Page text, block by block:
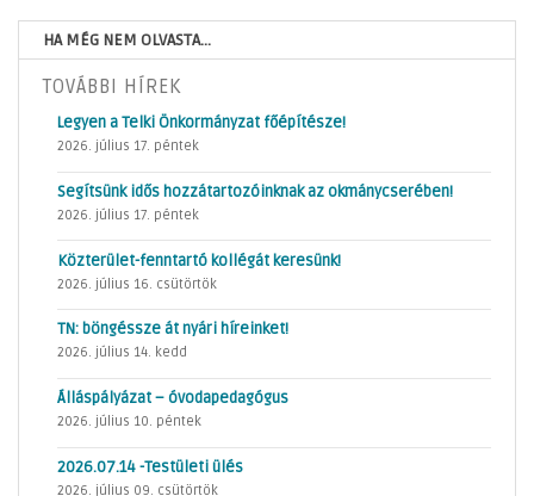
HA MÉG NEM OLVASTA...
TOVÁBBI HÍREK
Legyen a Telki Önkormányzat főépítésze!
2026. július 17. péntek
Segítsünk idős hozzátartozóinknak az okmánycserében!
2026. július 17. péntek
Közterület-fenntartó kollégát keresünk!
2026. július 16. csütörtök
TN: böngéssze át nyári híreinket!
2026. július 14. kedd
Álláspályázat – óvodapedagógus
2026. július 10. péntek
2026.07.14 -Testületi ülés
2026. július 09. csütörtök